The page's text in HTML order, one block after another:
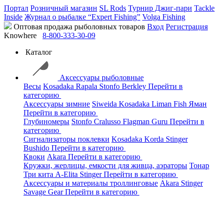
Портал Розничный магазин SL Rods Турнир Джиг-пари Tackle
Inside Журнал о рыбалке “Expert Fishing” Volga Fishing
Оптовая продажа рыболовных товаров Вход Регистрация
Knowhere
8-800-333-30-09
Каталог
Аксессуары рыболовные
Весы Kosadaka Rapala Stonfo Berkley Перейти в
категорию
Аксессуары зимние Siweida Kosadaka Liman Fish Яман
Перейти в категорию
Глубиномеры Stonfo Cralusso Flagman Guru Перейти в
категорию
Сигнализаторы поклевки Kosadaka Korda Stinger
Bushido Перейти в категорию
Квоки Akara Перейти в категорию
Кружки, жерлицы, емкости для живца, аэраторы Тонар
Три кита A-Elita StingerПерейти в категорию
Аксессуары и материалы троллинговые Akara Stinger
Savage GearПерейти в категорию